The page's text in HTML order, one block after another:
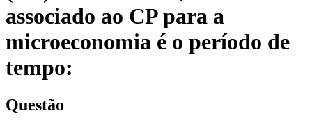
associado ao CP para a
microeconomia é o período de
tempo:
Questão